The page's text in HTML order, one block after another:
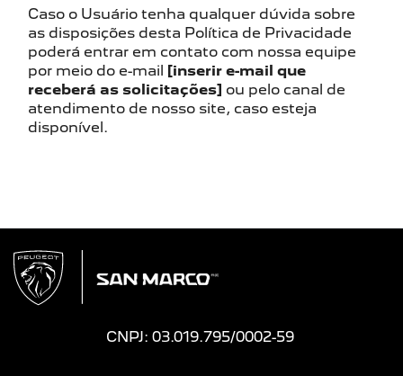
Caso o Usuário tenha qualquer dúvida sobre
as disposições desta Política de Privacidade
poderá entrar em contato com nossa equipe
por meio do e-mail [inserir e-mail que
receberá as solicitações] ou pelo canal de
atendimento de nosso site, caso esteja
disponível.
CNPJ: 03.019.795/0002-59